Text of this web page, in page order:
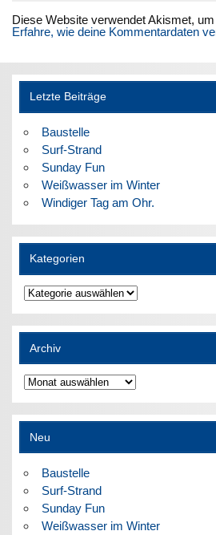
Diese Website verwendet Akismet,
Erfahre, wie deine Kommentardaten
Letzte Beiträge
Baustelle
Surf-Strand
Sunday Fun
Weißwasser im Winter
Windiger Tag am Ohr.
Kategorien
Kategorien
Archiv
Archiv
Neu
Baustelle
Surf-Strand
Sunday Fun
Weißwasser im Winter